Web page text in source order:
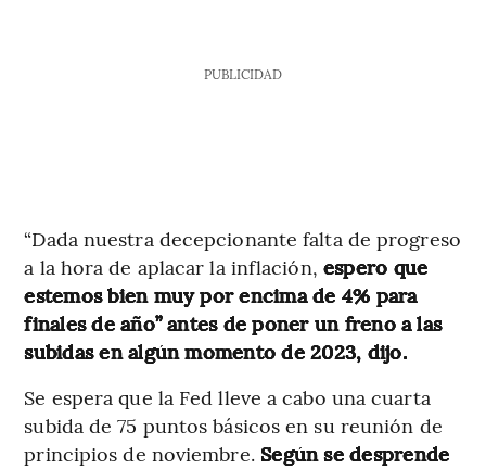
PUBLICIDAD
“Dada nuestra decepcionante falta de progreso
a la hora de aplacar la inflación, espero que
estemos bien muy por encima de 4% para
finales de año” antes de poner un freno a las
subidas en algún momento de 2023, dijo.
Se espera que la Fed lleve a cabo una cuarta
subida de 75 puntos básicos en su reunión de
principios de noviembre.Según se desprende